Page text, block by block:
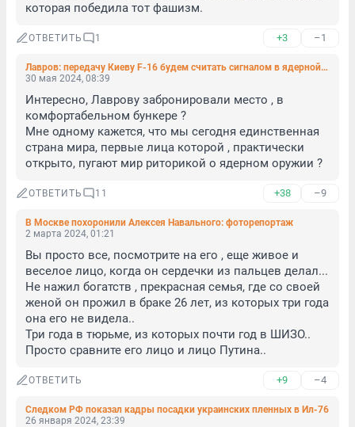
которая победила тот фашизм.
ОТВЕТИТЬ 1 +3 –1
Лавров: передачу Киеву F-16 будем считать сигналом в ядерной сфере
30 мая 2024, 08:39
Интересно, Лаврову забронировали место , в
комфортабельном бункере ?
Мне одному кажется, что мы сегодня единственная
страна мира, первые лица которой , практически
открыто, пугают мир риторикой о ядерном оружии ?
ОТВЕТИТЬ 11 +38 –9
В Москве похоронили Алексея Навального: фоторепортаж
2 марта 2024, 01:21
Вы просто все, посмотрите на его , еще живое и
веселое лицо, когда он сердечки из пальцев делал...
Не нажил богатств , прекрасная семья, где со своей
женой он прожил в браке 26 лет, из которых три года
она его не видела..
Три года в тюрьме, из которых почти год в ШИЗО..
Просто сравните его лицо и лицо Путина..
ОТВЕТИТЬ +9 –4
Следком РФ показал кадры посадки украинских пленных в Ил-76
26 января 2024, 23:39